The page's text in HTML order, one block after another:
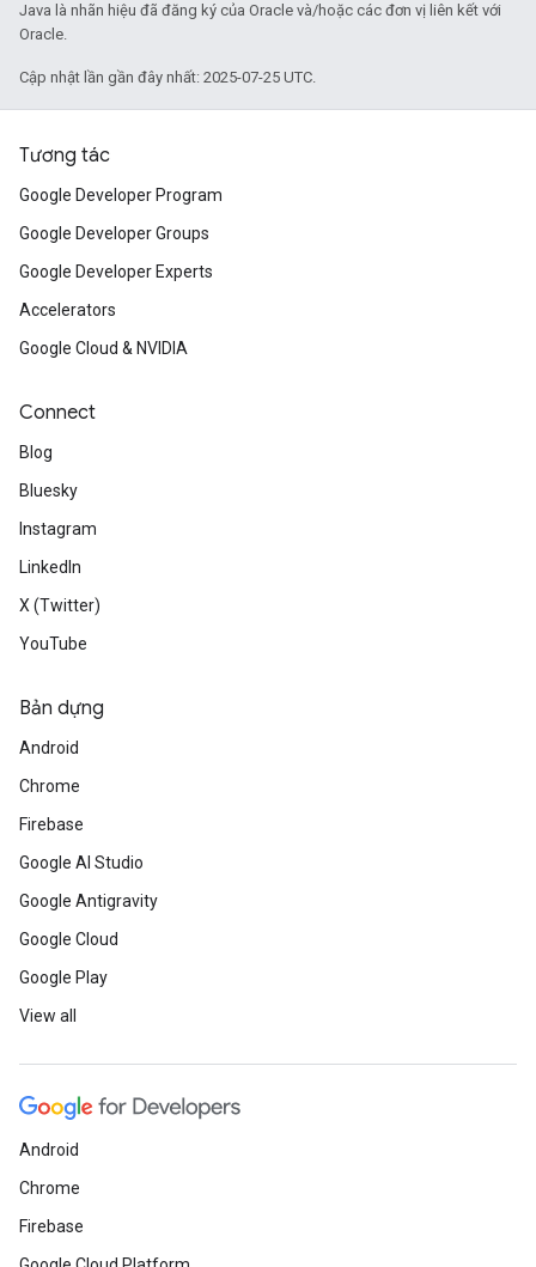
Java là nhãn hiệu đã đăng ký của Oracle và/hoặc các đơn vị liên kết với
Oracle.
Cập nhật lần gần đây nhất: 2025-07-25 UTC.
Tương tác
Google Developer Program
Google Developer Groups
Google Developer Experts
Accelerators
Google Cloud & NVIDIA
Connect
Blog
Bluesky
Instagram
LinkedIn
X (Twitter)
YouTube
Bản dựng
Android
Chrome
Firebase
Google AI Studio
Google Antigravity
Google Cloud
Google Play
View all
Android
Chrome
Firebase